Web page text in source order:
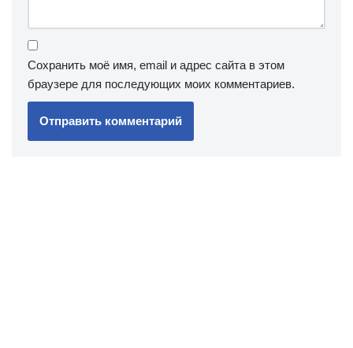
Сохранить моё имя, email и адрес сайта в этом
браузере для последующих моих комментариев.